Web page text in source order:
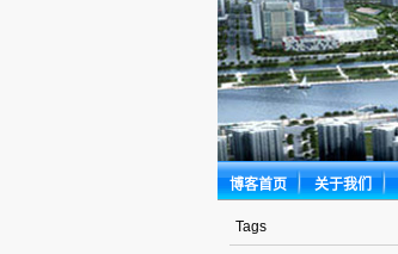
博客首页 关于我们
Tags